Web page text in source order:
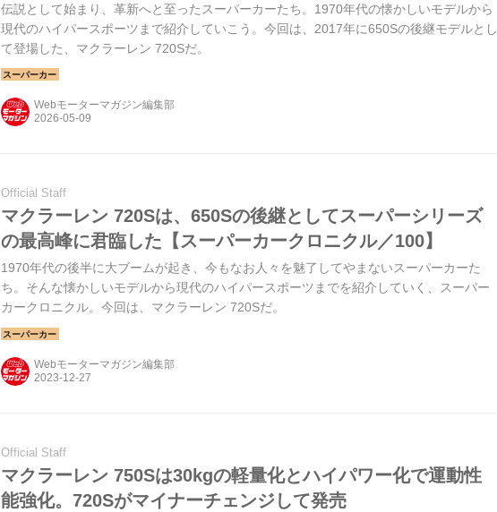
伝説として始まり、革新へと至ったスーパーカーたち。1970年代の懐かしいモデルから
現代のハイパースポーツまで紹介していこう。今回は、2017年に650Sの後継モデルとし
て登場した、マクラーレン 720Sだ。
Webモーターマガジン編集部
Official Staff
マクラーレン 720Sは、650Sの後継としてスーパーシリーズ
の最高峰に君臨した【スーパーカークロニクル／100】
1970年代の後半に大ブームが起き、今もなお人々を魅了してやまないスーパーカーた
ち。そんな懐かしいモデルから現代のハイパースポーツまでを紹介していく、スーパー
カークロニクル。今回は、マクラーレン 720Sだ。
Webモーターマガジン編集部
Official Staff
マクラーレン 750Sは30kgの軽量化とハイパワー化で運動性
能強化。720Sがマイナーチェンジして発売